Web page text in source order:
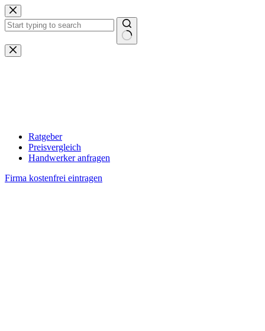
Zum
Inhalt
springen
Keine
Ergebnisse
Ratgeber
Preisvergleich
Handwerker anfragen
Firma kostenfrei eintragen